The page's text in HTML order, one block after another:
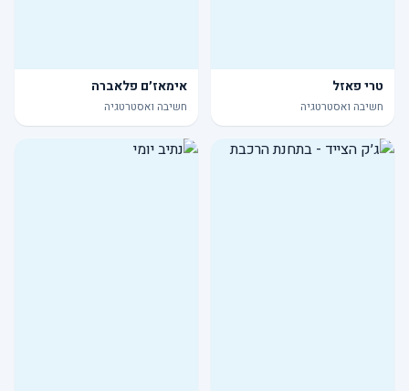
טרי פאזל
חשיבה ואסטרטגיה
אימאז׳ם פלאברה
חשיבה ואסטרטגיה